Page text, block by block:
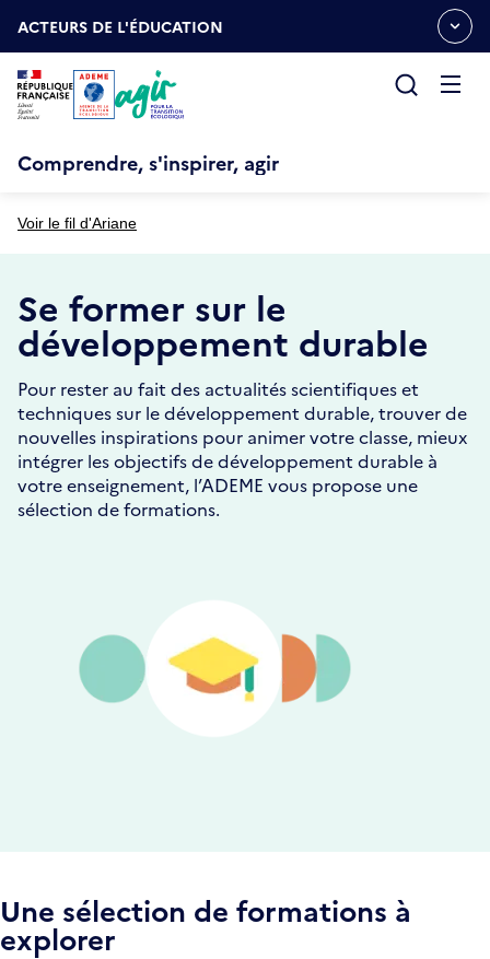
auOUVRIR
LE
MENU
ESPACE
ACTEURS DE L'ÉDUCATION
Comprendre, s'inspirer, agir
Voir le fil d'Ariane
Se former sur le
développement durable
Pour rester au fait des actualités scientifiques et
techniques sur le développement durable, trouver de
nouvelles inspirations pour animer votre classe, mieux
intégrer les objectifs de développement durable à
votre enseignement, l’ADEME vous propose une
sélection de formations.
Une sélection de formations à
explorer